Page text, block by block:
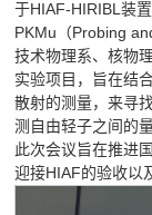
于HIAF-HIRIBL装
PKMu（Probing
技术物理系、核物
实验项目，旨在结
散射的测量，来寻
测自由轻子之间的
此次会议旨在推进
迎接HIAF的验收以